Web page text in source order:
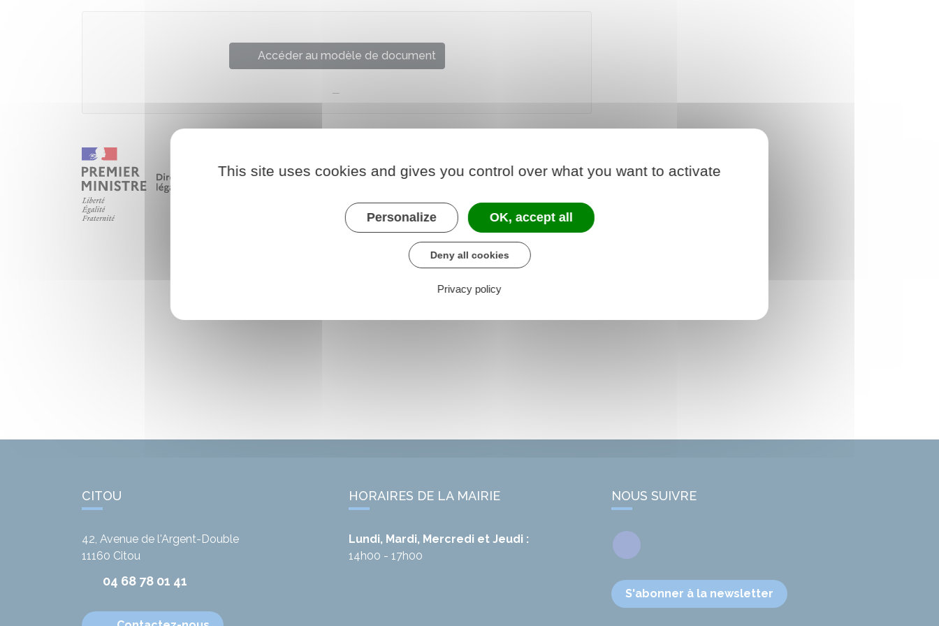
Accéder au modèle de document
CITOU
42, Avenue de l'Argent-Double
11160 Citou
04 68 78 01 41
HORAIRES DE LA MAIRIE
Lundi, Mardi, Mercredi et Jeudi :
14h00 - 17h00
NOUS SUIVRE
Facebook
S'abonner à la newsletter
This site uses cookies and gives you control over what you want to activate
Personalize OK, accept all
Deny all cookies
Privacy policy